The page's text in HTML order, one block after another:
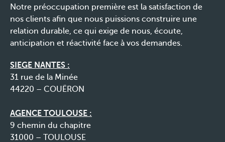
Notre préoccupation première est la satisfaction de
nos clients afin que nous puissions construire une
relation durable, ce qui exige de nous, écoute,
anticipation et réactivité face à vos demandes.
SIEGE NANTES :
31 rue de la Minée
44220 – COUËRON
AGENCE TOULOUSE :
9 chemin du chapitre
31000 – TOULOUSE